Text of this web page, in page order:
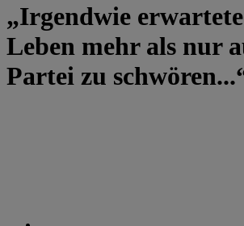
„Irgendwie
Leben mehr als nur
Partei zu